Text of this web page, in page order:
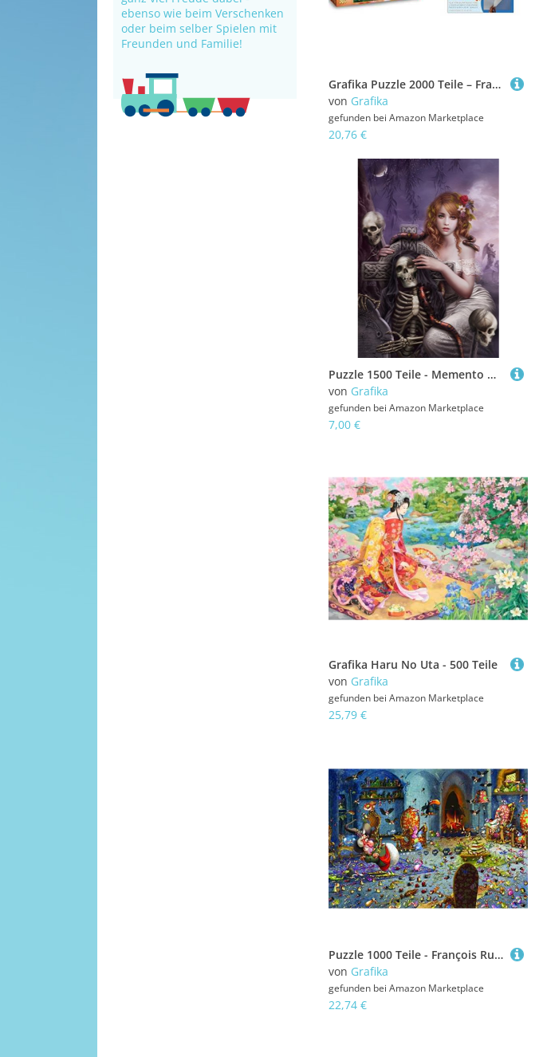
ebenso wie beim Verschenken
oder beim selber Spielen mit
Freunden und Familie!
Grafika Puzzle 2000 Teile – François Ruyer – Nique der Hexe + Kleber
von Grafika
gefunden bei Amazon Marketplace
20,76 €
Puzzle 1500 Teile - Memento Mori
von Grafika
gefunden bei Amazon Marketplace
7,00 €
Grafika Haru No Uta - 500 Teile
von Grafika
gefunden bei Amazon Marketplace
25,79 €
Puzzle 1000 Teile - François Ruyer: Hexe
von Grafika
gefunden bei Amazon Marketplace
22,74 €